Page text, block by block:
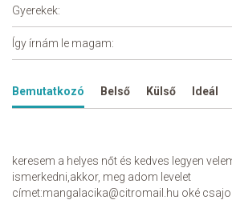
Gyerekek:
Így írnám le magam:
Bemutatkozó Belső Külső Ideál
keresem a helyes nőt és kedves legyen
ismerkedni,akkor, meg adom levelet
címet:mangalacika@citromail.hu oké